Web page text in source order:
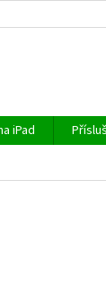
iPad